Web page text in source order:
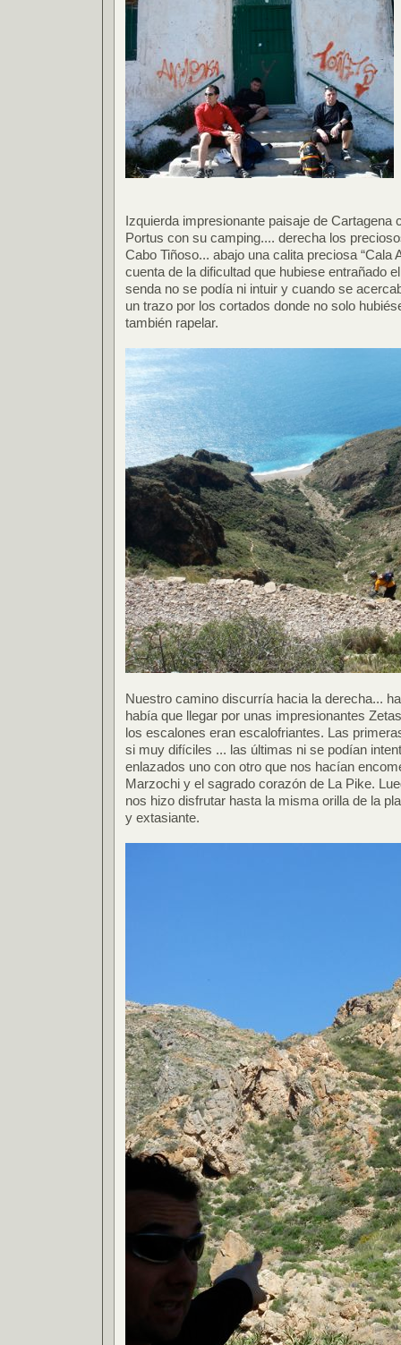
Izquierda impresionante paisaje de Cartagena
Portus con su camping.... derecha los
Cabo Tiñoso... abajo una calita preciosa “Cala
cuenta de la dificultad que hubiese entrañado
senda no se podía ni intuir y cuando se
un trazo por los cortados donde no solo
también rapelar.
Nuestro camino discurría hacia la derecha...
había que llegar por unas impresionantes
los escalones eran escalofriantes. Las
si muy difíciles ... las últimas ni se podían
enlazados uno con otro que nos hacían
Marzochi y el sagrado corazón de La Pike.
nos hizo disfrutar hasta la misma orilla de la
y extasiante.